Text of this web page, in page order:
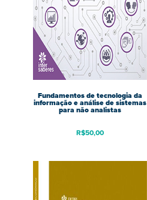
Fundamentos de tecnologia da
informação e análise de sistemas
para não analistas
R$50,00